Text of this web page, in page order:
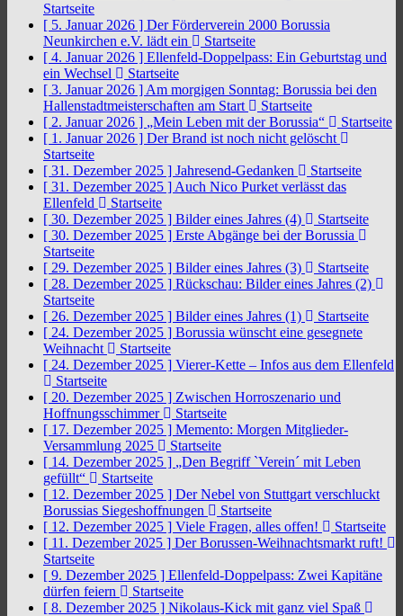
Startseite
[ 5. Januar 2026 ] Der Förderverein 2000 Borussia
Neunkirchen e.V. lädt ein
Startseite
[ 4. Januar 2026 ] Ellenfeld-Doppelpass: Ein Geburtstag und
ein Wechsel
Startseite
[ 3. Januar 2026 ] Am morgigen Sonntag: Borussia bei den
Hallenstadtmeisterschaften am Start
Startseite
[ 2. Januar 2026 ] „Mein Leben mit der Borussia“
Startseite
[ 1. Januar 2026 ] Der Brand ist noch nicht gelöscht
Startseite
[ 31. Dezember 2025 ] Jahresend-Gedanken
Startseite
[ 31. Dezember 2025 ] Auch Nico Purket verlässt das
Ellenfeld
Startseite
[ 30. Dezember 2025 ] Bilder eines Jahres (4)
Startseite
[ 30. Dezember 2025 ] Erste Abgänge bei der Borussia
Startseite
[ 29. Dezember 2025 ] Bilder eines Jahres (3)
Startseite
[ 28. Dezember 2025 ] Rückschau: Bilder eines Jahres (2)
Startseite
[ 26. Dezember 2025 ] Bilder eines Jahres (1)
Startseite
[ 24. Dezember 2025 ] Borussia wünscht eine gesegnete
Weihnacht
Startseite
[ 24. Dezember 2025 ] Vierer-Kette – Infos aus dem Ellenfeld
Startseite
[ 20. Dezember 2025 ] Zwischen Horroszenario und
Hoffnungsschimmer
Startseite
[ 17. Dezember 2025 ] Memento: Morgen Mitglieder-
Versammlung 2025
Startseite
[ 14. Dezember 2025 ] „Den Begriff `Verein´ mit Leben
gefüllt“
Startseite
[ 12. Dezember 2025 ] Der Nebel von Stuttgart verschluckt
Borussias Siegeshoffnungen
Startseite
[ 12. Dezember 2025 ] Viele Fragen, alles offen!
Startseite
[ 11. Dezember 2025 ] Der Borussen-Weihnachtsmarkt ruft!
Startseite
[ 9. Dezember 2025 ] Ellenfeld-Doppelpass: Zwei Kapitäne
dürfen feiern
Startseite
[ 8. Dezember 2025 ] Nikolaus-Kick mit ganz viel Spaß